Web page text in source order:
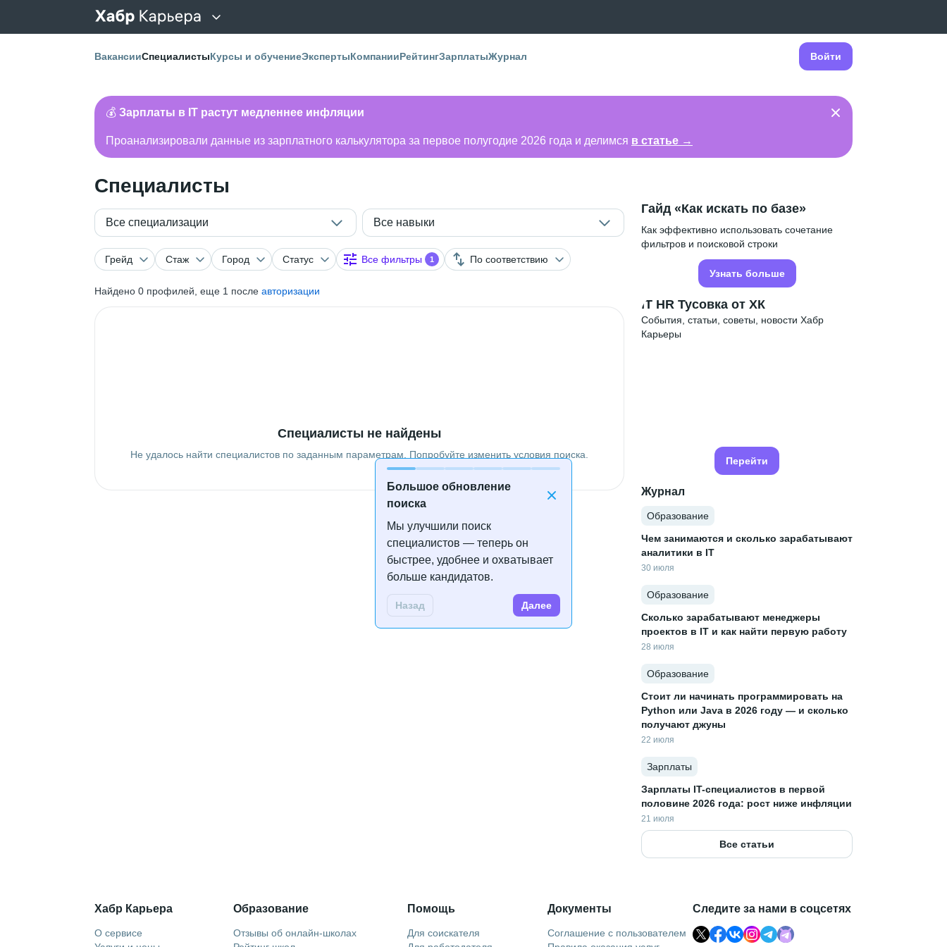
ВакансииСпециалистыКурсы и обучениеЭкспертыКомпанииРейтингЗарплатыЖурнал Войти
💰 Зарплаты в IT растут медленнее инфляции
Проанализировали данные из зарплатного калькулятора за первое полугодие 2026 года и делимся в статье →
Специалисты
Все специализации Все навыки
Грейд Стаж Город Статус Все фильтры 1 По соответствию
Найдено 0 профилей, еще 1 после авторизации
Большое обновление
поиска
Мы улучшили поиск
специалистов — теперь он
быстрее, удобнее и охватывает
больше кандидатов.
Назад Далее
Специалисты не найдены
Не удалось найти специалистов по заданным параметрам. Попробуйте изменить условия поиска.
Гайд «Как искать по базе»
Как эффективно использовать сочетание
фильтров и поисковой строки
Узнать больше
IT HR Тусовка от ХК
События, статьи, советы, новости Хабр
Карьеры
Перейти
Журнал
Образование
Чем занимаются и сколько зарабатывают
аналитики в IT
30 июля
Образование
Сколько зарабатывают менеджеры
проектов в IT и как найти первую работу
28 июля
Образование
Стоит ли начинать программировать на
Python или Java в 2026 году — и сколько
получают джуны
22 июля
Зарплаты
Зарплаты IT-специалистов в первой
половине 2026 года: рост ниже инфляции
21 июля
Все статьи
Хабр Карьера
О сервисе
Образование
Отзывы об онлайн-школах
Помощь
Для соискателя
Документы
Соглашение с пользователем
Следите за нами в соцсетях